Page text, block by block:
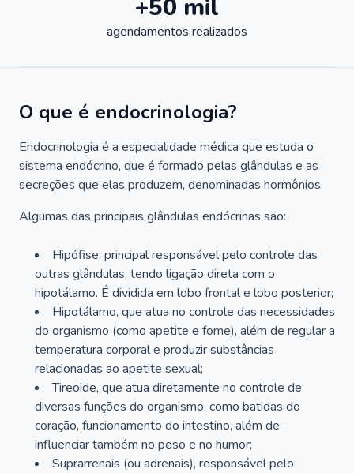
+50 mil
agendamentos realizados
O que é endocrinologia?
Endocrinologia é a especialidade médica que estuda o
sistema endócrino, que é formado pelas glândulas e as
secreções que elas produzem, denominadas hormônios.
Algumas das principais glândulas endócrinas são:
Hipófise, principal responsável pelo controle das
outras glândulas, tendo ligação direta com o
hipotálamo. É dividida em lobo frontal e lobo posterior;
Hipotálamo, que atua no controle das necessidades
do organismo (como apetite e fome), além de regular a
temperatura corporal e produzir substâncias
relacionadas ao apetite sexual;
Tireoide, que atua diretamente no controle de
diversas funções do organismo, como batidas do
coração, funcionamento do intestino, além de
influenciar também no peso e no humor;
Suprarrenais (ou adrenais), responsável pelo